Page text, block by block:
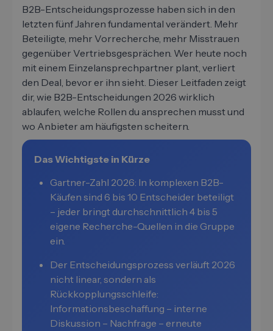
B2B-Entscheidungsprozesse haben sich in den
letzten fünf Jahren fundamental verändert. Mehr
Beteiligte, mehr Vorrecherche, mehr Misstrauen
gegenüber Vertriebsgesprächen. Wer heute noch
mit einem Einzelansprechpartner plant, verliert
den Deal, bevor er ihn sieht. Dieser Leitfaden zeigt
dir, wie B2B-Entscheidungen 2026 wirklich
ablaufen, welche Rollen du ansprechen musst und
wo Anbieter am häufigsten scheitern.
Das Wichtigste in Kürze
Gartner-Zahl 2026: In komplexen B2B-
Käufen sind 6 bis 10 Entscheider beteiligt
– jeder bringt durchschnittlich 4 bis 5
eigene Recherche-Quellen in die Gruppe
ein.
Der Entscheidungsprozess verläuft 2026
nicht linear, sondern als
Rückkopplungsschleife:
Informationsbeschaffung – interne
Diskussion – Nachfrage – erneute